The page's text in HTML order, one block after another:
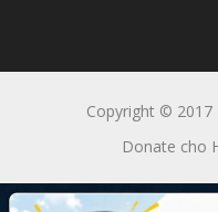
Copyright © 2017
Donate cho